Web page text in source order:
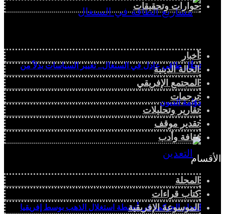
تحوُّل طاقي عادل في السنغال.. تغيير السياسات بدلاً من
دوّامة الديون
انعدام الحوكمة في أنشطة استغلال الذهب بوسط إفريقيا
حوارات وتحقيقات
أخبار
الحالة الدينية
المجتمع الإفريقي
ترجمات
تقارير وتحليلات
تقدير موقف
ثقافة وأدب
الأقسام
المجلة
كتاب قراءات
الموسوعة الإفريقية